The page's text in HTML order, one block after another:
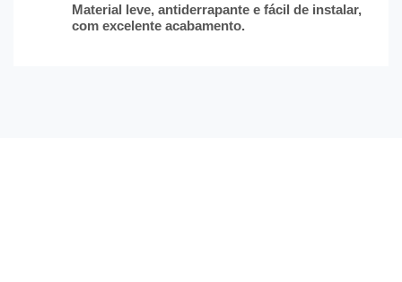
Material leve, antiderrapante e fácil de instalar,
com excelente acabamento.